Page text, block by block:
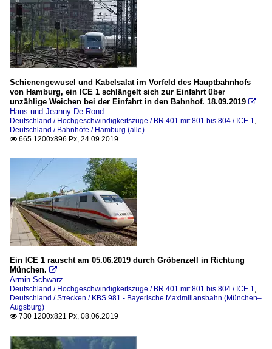
Schienengewusel und Kabelsalat im Vorfeld des Hauptbahnhofs
von Hamburg, ein ICE 1 schlängelt sich zur Einfahrt über
unzählige Weichen bei der Einfahrt in den Bahnhof. 18.09.2019 
Hans und Jeanny De Rond
Deutschland / Hochgeschwindigkeitszüge / BR 401 mit 801 bis 804 / ICE 1,
Deutschland / Bahnhöfe / Hamburg (alle)
 665 1200x896 Px, 24.09.2019
Ein ICE 1 rauscht am 05.06.2019 durch Gröbenzell in Richtung
München. 
Armin Schwarz
Deutschland / Hochgeschwindigkeitszüge / BR 401 mit 801 bis 804 / ICE 1,
Deutschland / Strecken / KBS 981 - Bayerische Maximiliansbahn (München–
Augsburg)
 730 1200x821 Px, 08.06.2019